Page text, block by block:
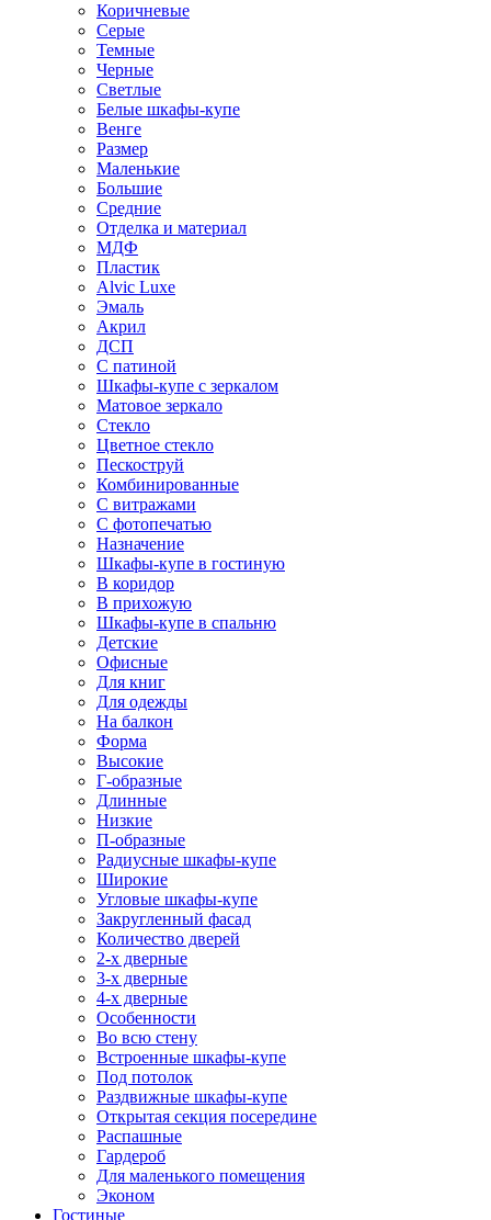
Коричневые
Серые
Темные
Черные
Светлые
Белые шкафы-купе
Венге
Размер
Маленькие
Большие
Средние
Отделка и материал
МДФ
Пластик
Alvic Luxe
Эмаль
Акрил
ДСП
С патиной
Шкафы-купе с зеркалом
Матовое зеркало
Стекло
Цветное стекло
Пескоструй
Комбинированные
С витражами
С фотопечатью
Назначение
Шкафы-купе в гостиную
В коридор
В прихожую
Шкафы-купе в спальню
Детские
Офисные
Для книг
Для одежды
На балкон
Форма
Высокие
Г-образные
Длинные
Низкие
П-образные
Радиусные шкафы-купе
Широкие
Угловые шкафы-купе
Закругленный фасад
Количество дверей
2-х дверные
3-х дверные
4-х дверные
Особенности
Во всю стену
Встроенные шкафы-купе
Под потолок
Раздвижные шкафы-купе
Открытая секция посередине
Распашные
Гардероб
Для маленького помещения
Эконом
Гостиные